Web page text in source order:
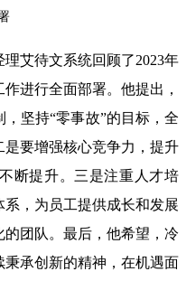
艾待文系统回顾了2023年
进行全面部署。他提出，
坚持“零事故”的目标，全
要增强核心竞争力，提升
断提升。三是注重人才培
，为员工提供成长和发展
团队。最后，他希望，冷
秉承创新的精神，在机遇面